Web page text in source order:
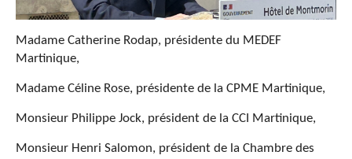
Madame Catherine Rodap, présidente du MEDEF
Martinique,
Madame Céline Rose, présidente de la CPME Martinique,
Monsieur Philippe Jock, président de la CCI Martinique,
Monsieur Henri Salomon, président de la Chambre des